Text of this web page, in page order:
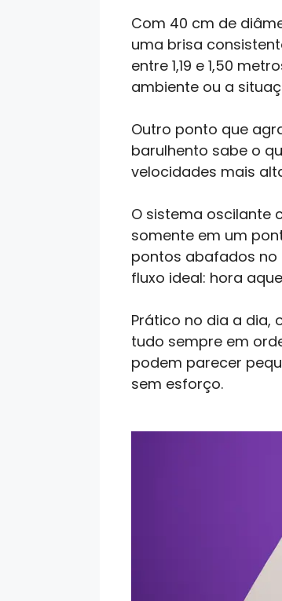
Com 40 cm de
uma brisa
entre 1,19 e 1,50
ambiente ou a
Outro ponto que
barulhento sabe o
velocidades mais
O sistema oscilante
somente em um
pontos abafados no
fluxo ideal: hora
Prático no dia a dia,
tudo sempre em
podem parecer
sem esforço.